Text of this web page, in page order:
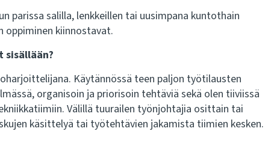
parissa salilla, lenkkeillen tai uusimpana kuntothain
oppiminen kiinnostavat.
sisällään?
Käytännössä teen paljon työtilausten
organisoin ja priorisoin tehtäviä sekä olen tiiviissä
Välillä tuurailen työnjohtajia osittain tai
käsittelyä tai työtehtävien jakamista tiimien kesken.